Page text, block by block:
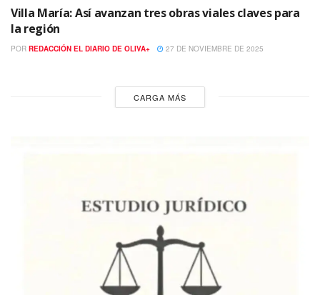
Villa María: Así avanzan tres obras viales claves para
la región
POR REDACCIÓN EL DIARIO DE OLIVA+ 27 DE NOVIEMBRE DE 2025
CARGA MÁS